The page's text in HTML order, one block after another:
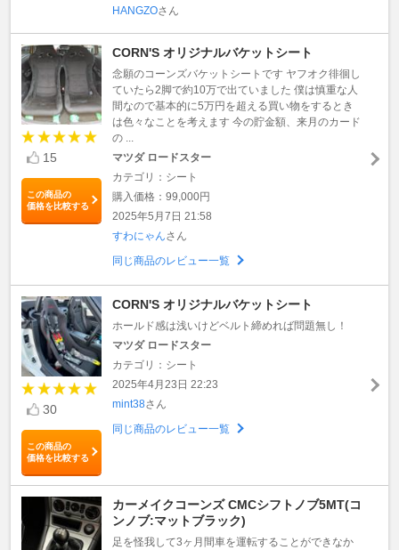
HANGZOさん
15
この商品の
価格を比較する
CORN'S オリジナルバケットシート
念願のコーンズバケットシートです ヤフオク徘徊し
ていたら2脚で約10万で出ていました 僕は慎重な人
間なので基本的に5万円を超える買い物をするとき
は色々なことを考えます 今の貯金額、来月のカード
の ...
マツダ ロードスター
カテゴリ：シート
購入価格：99,000円
2025年5月7日 21:58
すわにゃんさん
同じ商品のレビュー一覧
30
この商品の
価格を比較する
CORN'S オリジナルバケットシート
ホールド感は浅いけどベルト締めれば問題無し！
マツダ ロードスター
カテゴリ：シート
2025年4月23日 22:23
mint38さん
同じ商品のレビュー一覧
カーメイクコーンズ CMCシフトノブ5MT(コ
ンノブ:マットブラック)
足を怪我して3ヶ月間車を運転することができなか